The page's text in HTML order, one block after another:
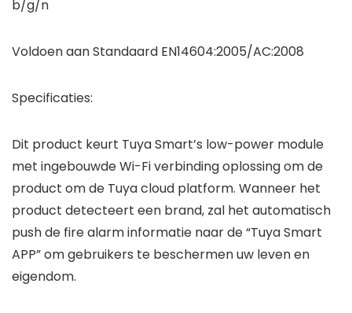
b/g/n
Voldoen aan Standaard EN14604:2005/AC:2008
Specificaties:
Dit product keurt Tuya Smart’s low-power module
met ingebouwde Wi-Fi verbinding oplossing om de
product om de Tuya cloud platform. Wanneer het
product detecteert een brand, zal het automatisch
push de fire alarm informatie naar de “Tuya Smart
APP” om gebruikers te beschermen uw leven en
eigendom.